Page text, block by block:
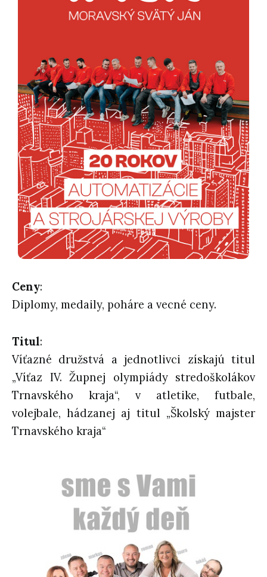
Ceny:
Diplomy, medaily, poháre a vecné ceny.
Titul:
Víťazné družstvá a jednotlivci získajú titul
„Víťaz IV. Župnej olympiády stredoškolákov
Trnavského kraja“, v atletike, futbale,
volejbale, hádzanej aj titul „Školský majster
Trnavského kraja“